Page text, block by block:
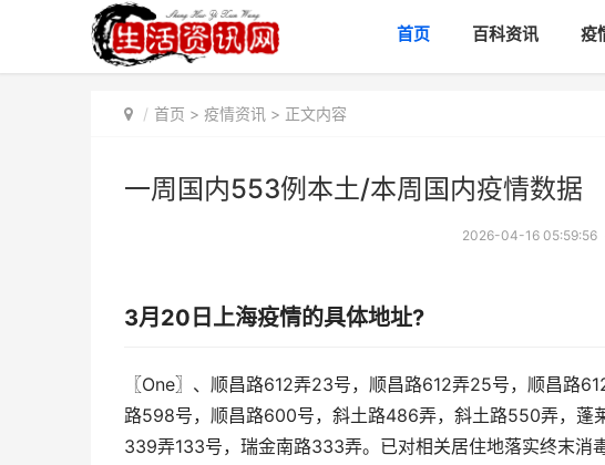
首页 百科资讯 疫
首页 > 疫情资讯 > 正文内容
一周国内553例本土/本周国内疫情数据
2026-04-16 05:59:56
3月20日上海疫情的具体地址?
〖One〗、顺昌路612弄23号，顺昌路612弄25号，顺昌路
路598号，顺昌路600号，斜土路486弄，斜土路550弄，蓬
339弄133号，瑞金南路333弄。已对相关居住地落实终末消